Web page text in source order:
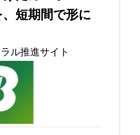
短期間で形に
ル推進サイト